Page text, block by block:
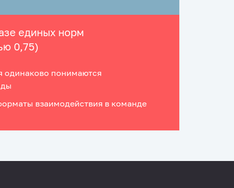
единых норм
0,75)
одинаково понимаются
взаимодействия в команде